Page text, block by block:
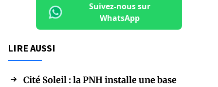
Suivez-nous sur
WhatsApp
LIRE AUSSI
Cité Soleil : la PNH installe une base